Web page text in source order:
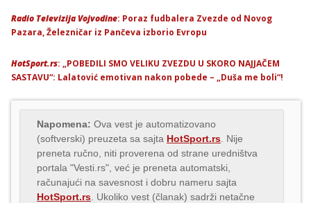
Radio Televizija Vojvodine: Poraz fudbalera Zvezde od Novog
Pazara, Železničar iz Pančeva izborio Evropu
HotSport.rs: „POBEDILI SMO VELIKU ZVEZDU U SKORO NAJJAČEM
SASTAVU“: Lalatović emotivan nakon pobede – „Duša me boli“!
Napomena: Ova vest je automatizovano
(softverski) preuzeta sa sajta HotSport.rs . Nije
preneta ručno, niti proverena od strane uredništva
portala "Vesti.rs", već je preneta automatski,
računajući na savesnost i dobru nameru sajta
HotSport.rs . Ukoliko vest (članak) sadrži netačne